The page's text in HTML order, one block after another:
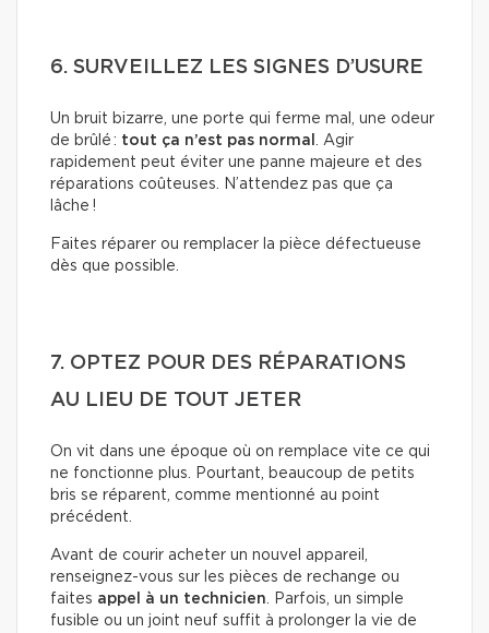
6. SURVEILLEZ LES SIGNES D’USURE
Un bruit bizarre, une porte qui ferme mal, une odeur
de brûlé : tout ça n’est pas normal
. Agir
rapidement peut éviter une panne majeure et des
réparations coûteuses. N’attendez pas que ça
lâche !
Faites réparer ou remplacer la pièce défectueuse
dès que possible.
7. OPTEZ POUR DES RÉPARATIONS
AU LIEU DE TOUT JETER
On vit dans une époque où on remplace vite ce qui
ne fonctionne plus. Pourtant, beaucoup de petits
bris se réparent, comme mentionné au point
précédent.
Avant de courir acheter un nouvel appareil,
renseignez-vous sur les pièces de rechange ou
faites appel à un technicien . Parfois, un simple
fusible ou un joint neuf suffit à prolonger la vie de